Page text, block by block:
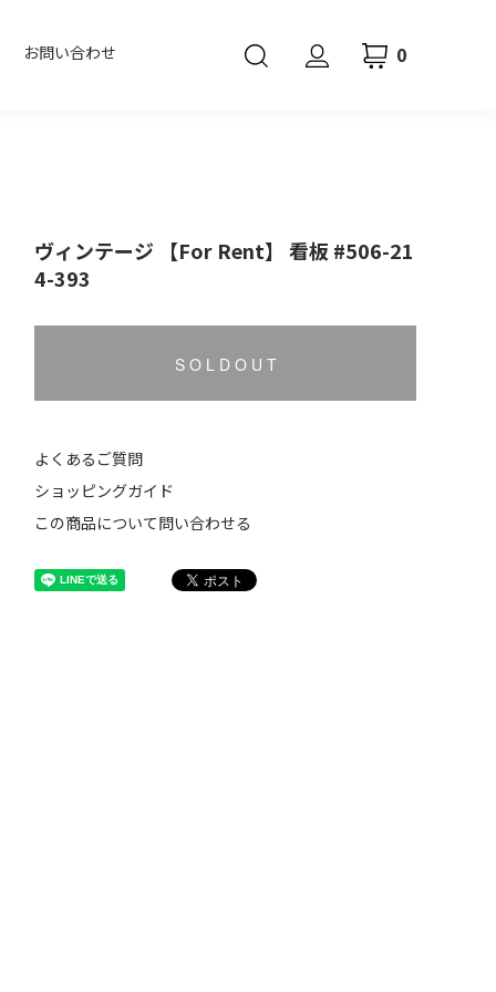
お問い合わせ 0
ヴィンテージ 【For Rent】 看板 #506-21
4-393
S O L D O U T
よくあるご質問
ショッピングガイド
この商品について問い合わせる